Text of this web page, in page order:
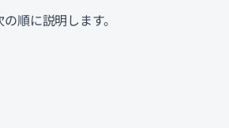
順に説明します。